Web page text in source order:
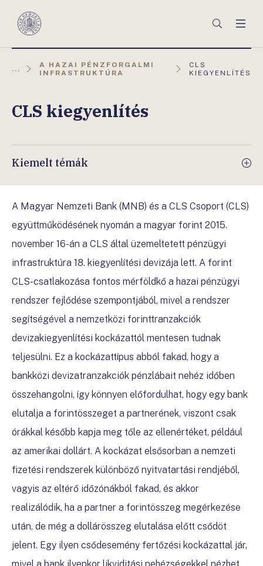
Magyar
Keresés
...
A HAZAI PÉNZFORGALMI
INFRASTRUKTÚRA
AKTUÁLIS
OLDAL:
CLS
KIEGYENLÍTÉS
CLS kiegyenlítés
Kiemelt témák
A Magyar Nemzeti Bank (MNB) és a CLS Csoport (CLS)
együttműködésének nyomán a magyar forint 2015.
november 16-án a CLS által üzemeltetett pénzügyi
infrastruktúra 18. kiegyenlítési devizája lett. A forint
CLS-csatlakozása fontos mérföldkő a hazai pénzügyi
rendszer fejlődése szempontjából, mivel a rendszer
segítségével a nemzetközi forinttranzakciók
devizakiegyenlítési kockázattól mentesen tudnak
teljesülni. Ez a kockázattípus abból fakad, hogy a
bankközi devizatranzakciók pénzlábait nehéz időben
összehangolni, így könnyen előfordulhat, hogy egy bank
elutalja a forintösszeget a partnerének, viszont csak
órákkal később kapja meg tőle az ellenértéket, például
az amerikai dollárt. A kockázat elsősorban a nemzeti
fizetési rendszerek különböző nyitvatartási rendjéből,
vagyis az eltérő időzónákból fakad, és akkor
realizálódik, ha a partner a forintösszeg megérkezése
után, de még a dollárösszeg elutalása előtt csődöt
jelent. Egy ilyen csődesemény fertőzési kockázattal jár,